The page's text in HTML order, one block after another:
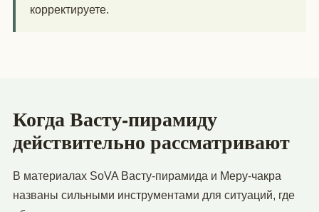
корректируете.
Когда Васту-пирамиду
действительно рассматривают
В материалах SoVA Васту-пирамида и Меру-чакра
названы сильными инструментами для ситуаций, где